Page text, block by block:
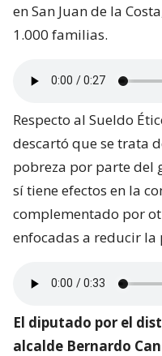
en San Juan de la
1.000 familias.
Respecto al Sueldo
descartó que se trata
pobreza por parte del
sí tiene efectos en la
complementado por
enfocadas a reducir la
El diputado por el
alcalde Bernardo